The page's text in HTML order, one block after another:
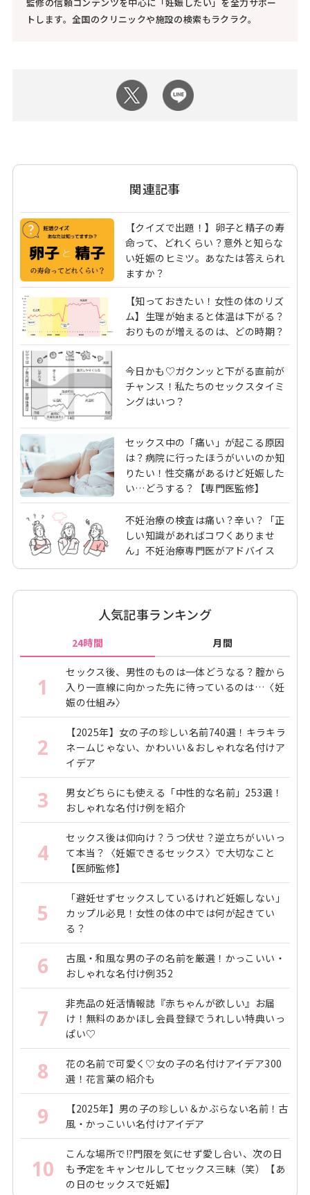
監修の信頼コンテンツを中心に「妊娠したい」を全力サポー
トします。全国のクリニックや施設の検索もラクラク。
関連記事
【クイズで出題！】卵子と精子の寿
命って、どれくらい？意外と知らな
い妊娠のヒミツ。あなたは答えられ
ますか？
【知っておきたい！女性の体のリズ
ム】生理が始まると体温は下がる？
おりものが増えるのは、どの時期？
今日かも♡ガクンッと下がる直前が
チャンス！私たちのセックスタイミ
ングはいつ？
セックス中の「痛い」が起こる原因
は？病院に行ったほうがいいのか知
りたい！性交痛があるけど妊娠した
い…どうする？【専門医監修】
不妊治療の検査は痛い？辛い？「正
しい知識があればコワくありませ
ん」不妊治療専門医がアドバイス
人気記事ランキング
24時間 月間
1
セックス後、男性のものは一体どうなる？腟から
入り一直線に向かった先に待っているのは…〈妊
娠の仕組み〉
2
【2025年】女の子の珍しい名前740選！キラキラ
ネームじゃない、かわいい＆おしゃれな名付けア
イデア
3
男女どちらにも使える「中性的な名前」253選！
おしゃれな名付け例を紹介
4
セックス後は仰向け？うつ伏せ？逆立ちがいいっ
て本当？〈妊娠できるセックス〉で大切なこと
【医師監修】
5
「避妊せずセックスしているけれど妊娠しない」
カップル必見！女性の体の中では何が起きてい
る？
6
古風・和風な男の子の名前を厳選！かっこいい・
おしゃれな名付け例352
7
非売品の妊活情報誌『赤ちゃんが欲しい』お届
け！無料のあかほし会員登録でうれしい特典いっ
ぱい♡
8
花の名前で可愛く♡女の子の名付けアイデア300
選！花言葉の紹介も
9
【2025年】男の子の珍しい＆かぶらない名前！古
風・かっこいい名付けアイデア
10
こんな場所で!?門限を気にせず愛し合い、次の日
も予定をキャンセルしてセックス三昧（笑）【あ
の日のセックスで妊娠】